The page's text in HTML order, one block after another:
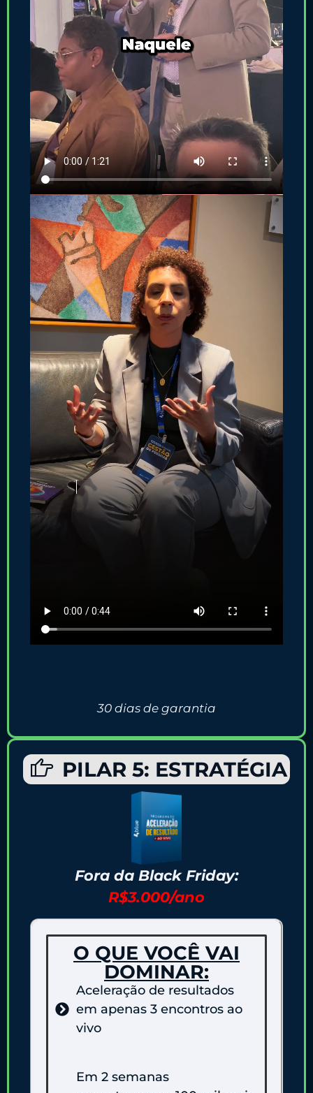
30 dias de garantia
PILAR 5: ESTRATÉGIA
Fora da Black Friday:
R$3.000/ano
O QUE VOCÊ VAI
DOMINAR:
Aceleração de resultados
em apenas 3 encontros ao
vivo
Em 2 semanas